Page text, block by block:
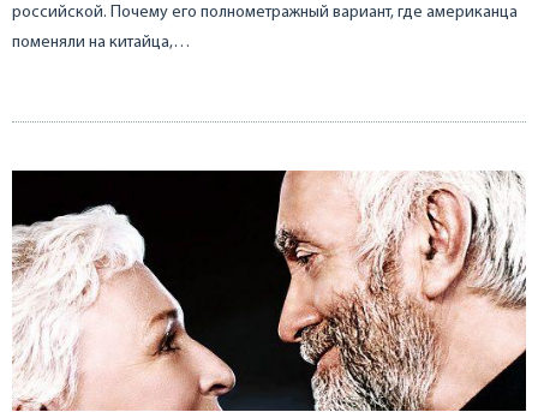
российской. Почему его полнометражный вариант, где американца
поменяли на китайца,…